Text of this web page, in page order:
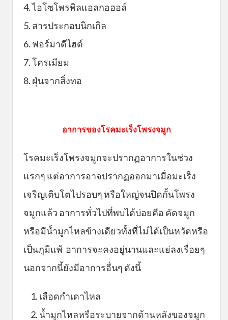
4. ไอโซโพรพิลแอลกอฮอล์
5. สารประกอบนิกเกิล
6. ฟอร์มาดีไฮด์
7. โครเมียม
8. ฝุ่นจากสิ่งทอ
อาการของโรคมะเร็งโพรงจมูก
โรคมะเร็งโพรงจมูกจะปรากฏอาการในช่วง
แรกๆ แต่อาการอาจปรากฏออกมาเมื่อมะเร็ง
เจริญเติบโตไปรอบๆ หรือใหญ่จนปิดกั้นโพรง
จมูกแล้ว อาการทั่วไปที่พบได้บ่อยคือ คัดจมูก
หรือมีน้ำมูกไหลข้างเดียวทั้งที่ไม่ได้เป็นหวัดหรือ
เป็นภูมิแพ้ อาการจะคงอยู่นานและแย่ลงเรื่อยๆ
นอกจากนี้ยังมีอาการอื่นๆ ดังนี้
1. เลือดกำเดาไหล
2. น้ำมูกไหลหรือระบายจากด้านหลังของจมูก